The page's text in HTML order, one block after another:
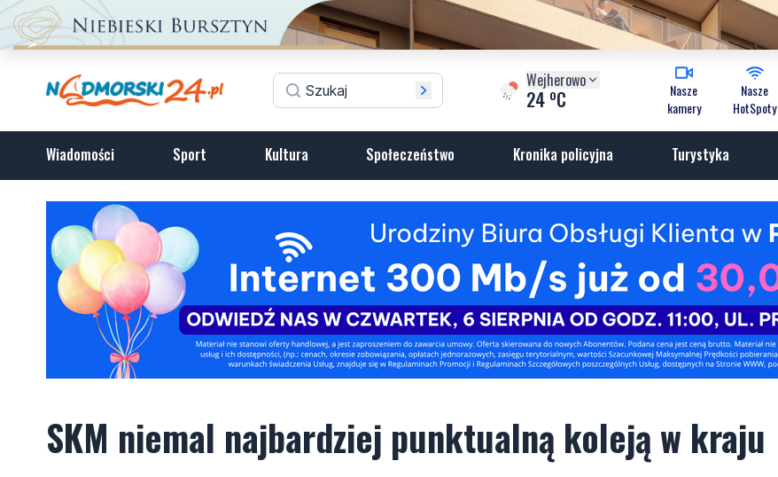
Wejherowo
24 oC
Nasze
kamery
Nasze
HotSpoty
Wiadomości Sport Kultura Społeczeństwo Kronika policyjna Turystyka
SKM niemal najbardziej punktualną koleją w kraju